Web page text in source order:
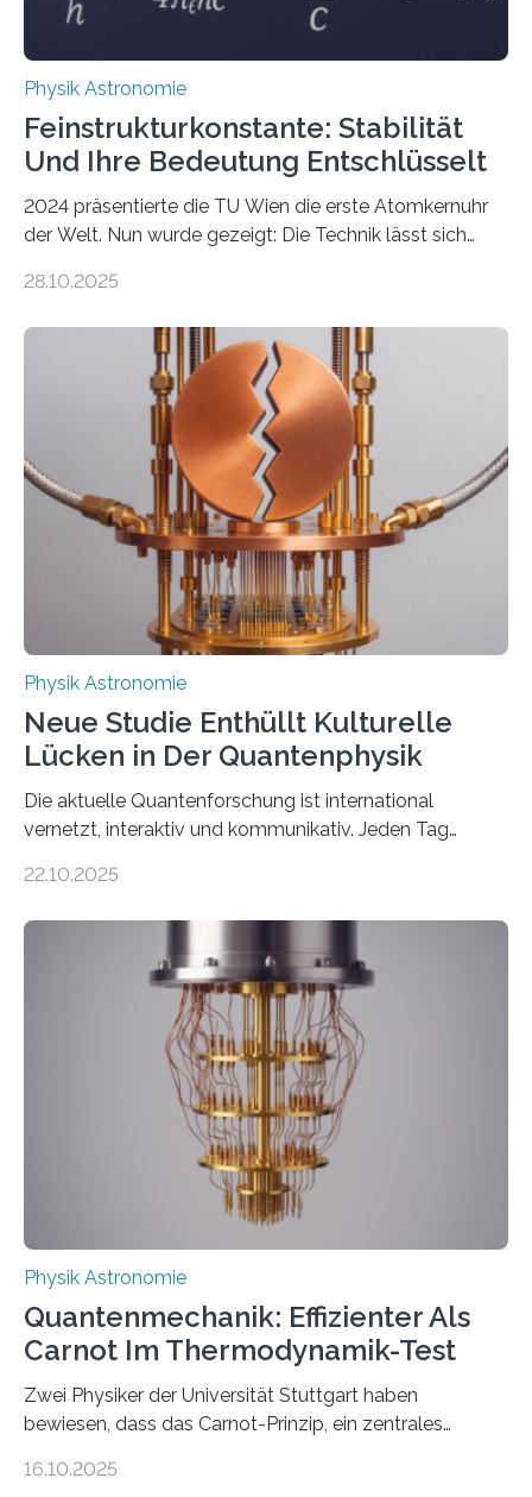
Physik Astronomie
Feinstrukturkonstante: Stabilität
Und Ihre Bedeutung Entschlüsselt
2024 präsentierte die TU Wien die erste Atomkernuhr
der Welt. Nun wurde gezeigt: Die Technik lässt sich
fundamentalen Physik nachzugehen. Thorium-
Messungen verwenden. Das hatte man jahrzehntelang
vermutet, weltweit war nach den passenden
Atomkern-Zuständen gesucht worden, 2024 gelang
einem Team der TU Wien mit Unterstützung
internationaler Partner der entscheidende Durchbruch:
Der lange diskutierte Thorium-Kernübergang wurde
gefunden. Kurz darauf konnte man zeigen, dass sich
Thorium tatsächlich nutzen lässt, um hochpräzise…
28.10.2025
Physik Astronomie
Neue Studie Enthüllt Kulturelle
Lücken in Der Quantenphysik
Die aktuelle Quantenforschung ist international
vernetzt, interaktiv und kommunikativ. Jeden Tag
oft von Autor*innen, die eng zusammenarbeiten. Neue
werden schnell weiterentwickelt. Dies ist der Alltag in
der Forschung der Quantentheorie, die dieses Jahr 100
Jahre alt geworden ist, weshalb die UNESCO 2025 zum
Internationalen Jahr der Quantenwissenschaft und -
technologie ausgerufen hat. Doch nun hat eine
internationale Forschungsgruppe um den
22.10.2025
Physik Astronomie
Quantenmechanik: Effizienter Als
Carnot Im Thermodynamik-Test
Zwei Physiker der Universität Stuttgart haben
bewiesen, dass das Carnot-Prinzip, ein zentrales
Größenordnung von Atomen gilt, deren physikalische
16.10.2025